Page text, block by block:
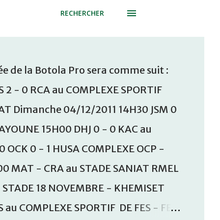
RECHERCHER
de la Botola Pro sera comme suit :
- 0 RCA au COMPLEXE SPORTIF
Dimanche 04/12/2011 14H30 JSM 0
15H00 DHJ 0 - 0 KAC au
OCK 0 - 1 HUSA COMPLEXE OCP -
MAT - CRA au STADE SANIAT RMEL
18 NOVEMBRE - KHEMISET
COMPLEXE SPORTIF DE FES - FES